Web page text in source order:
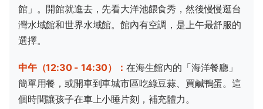
館」。開館就進去，先看大洋池餵食秀，然後慢慢逛台
灣水域館和世界水域館。館內有空調，是上午最舒服的
選擇。
中午（12:30 - 14:30）： 在海生館內的「海洋餐廳」
簡單用餐，或開車到車城市區吃綠豆蒜、買鹹鴨蛋。這
個時間讓孩子在車上小睡片刻，補充體力。